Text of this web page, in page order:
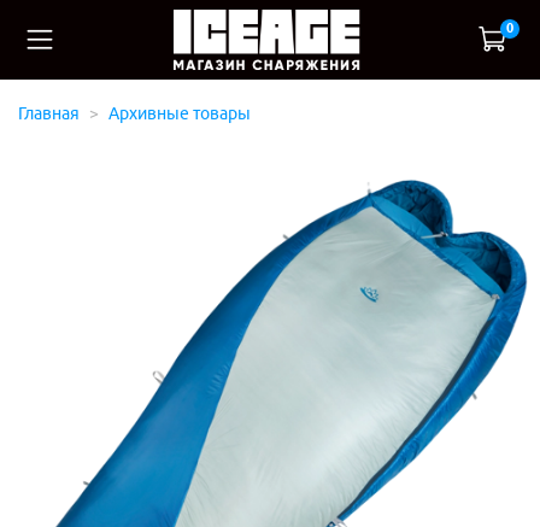
0
Главная Архивные товары